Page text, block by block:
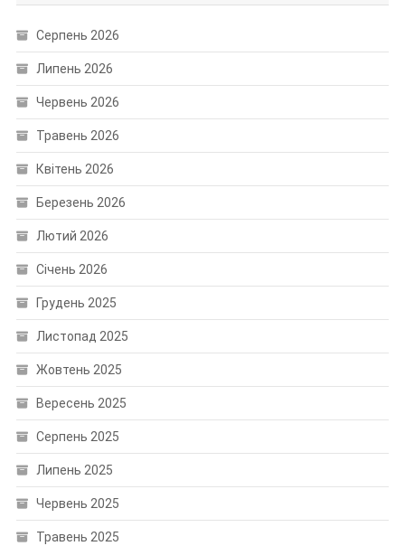
Серпень 2026
Липень 2026
Червень 2026
Травень 2026
Квітень 2026
Березень 2026
Лютий 2026
Січень 2026
Грудень 2025
Листопад 2025
Жовтень 2025
Вересень 2025
Серпень 2025
Липень 2025
Червень 2025
Травень 2025